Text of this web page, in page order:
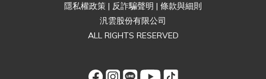
隱私權政策 | 反詐騙聲明 | 條款與細則
汎雲股份有限公司
ALL RIGHTS RESERVED